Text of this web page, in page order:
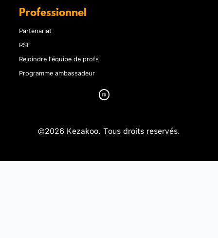
Professionnel
Partenariat
RSE
Rejoindre l'équipe de profs
Programme ambassadeur
©2026 Kezakoo. Tous droits reservés.